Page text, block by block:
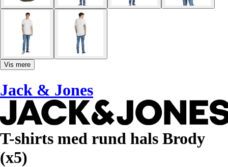
Vis mere
Jack & Jones
T-shirts med rund hals Brody
(x5)